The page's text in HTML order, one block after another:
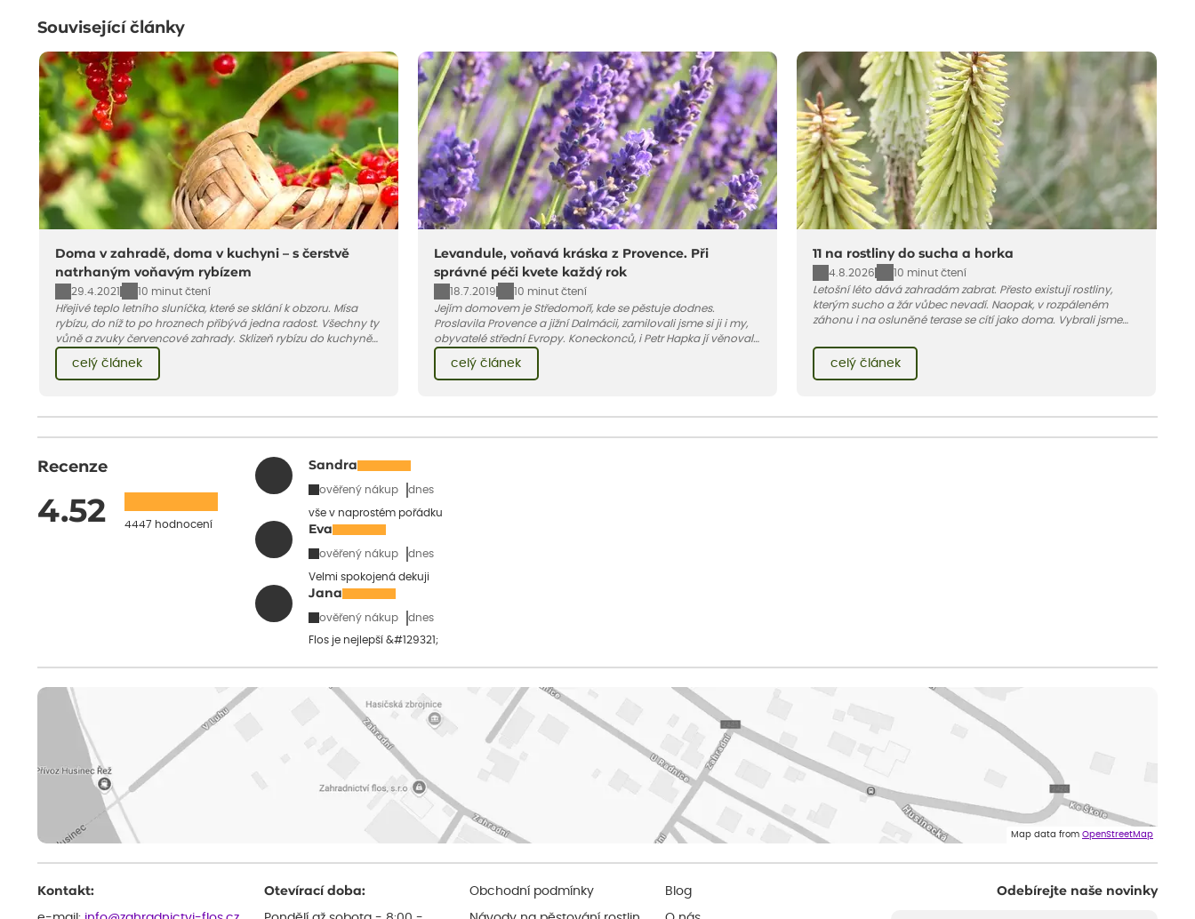
Související články
Doma v zahradě, doma v kuchyni – s čerstvě
natrhaným voňavým rybízem
29.4.2021
10 minut čtení
Hřejivé teplo letního sluníčka, které se sklání k obzoru. Mísa
rybízu, do níž to po hroznech přibývá jedna radost. Všechny ty
vůně a zvuky červencové zahrady. Sklizeň rybízu do kuchyně
dětství při mlsání babiččina drobenkového koláče s rybízem.
celý článek
Levandule, voňavá kráska z Provence. Při
správné péči kvete každý rok
18.7.2019
10 minut čtení
Jejím domovem je Středomoří, kde se pěstuje dodnes.
Proslavila Provence a jižní Dalmácii, zamilovali jsme si ji i my,
obyvatelé střední Evropy. Koneckonců, i Petr Hapka jí věnoval
Hany Hegerové nejspíše každý...
celý článek
11 na rostliny do sucha a horka
4.8.2026
10 minut čtení
Letošní léto dává zahradám zabrat. Přesto existují rostliny,
kterým sucho a žár vůbec nevadí. Naopak, v rozpáleném
záhonu i na osluněné terase se cítí jako doma. Vybrali jsme
léto bez pravidelné zálivky. Pojďme se podívat, které to jsou.
celý článek
Recenze
4.52 4447 hodnocení
Sandra
ověřený nákup dnes
vše v naprostém pořádku
Eva
ověřený nákup dnes
Velmi spokojená dekuji
Jana
ověřený nákup dnes
Flos je nejlepší &#129321;
Map data from OpenStreetMap
Kontakt: Otevírací doba: Obchodní podmínky Blog Odebírejte naše novinky